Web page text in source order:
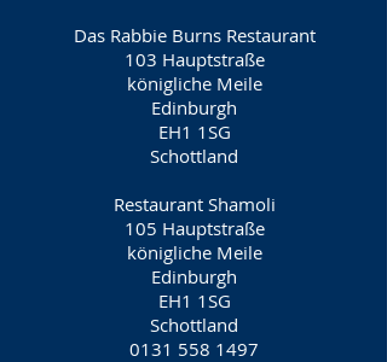
Das Rabbie Burns Restaurant
103 Hauptstraße
königliche Meile
Edinburgh
EH1 1SG
Schottland
Restaurant Shamoli
105 Hauptstraße
königliche Meile
Edinburgh
EH1 1SG
Schottland
0131 558 1497